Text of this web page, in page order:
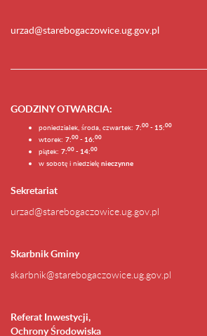
urzad@starebogaczowice.ug.gov.pl
GODZINY OTWARCIA:
poniedziałek, środa, czwartek: 7:00 - 15:00
wtorek: 7:00 - 16:00
piątek: 7:00 - 14:00
w sobotę i niedzielę nieczynne
Sekretariat
urzad@starebogaczowice.ug.gov.pl
Skarbnik Gminy
skarbnik@starebogaczowice.ug.gov.pl
Referat Inwestycji,
Ochrony Środowiska